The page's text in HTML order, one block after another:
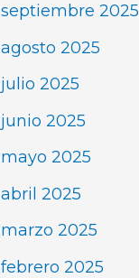
septiembre 2025
agosto 2025
julio 2025
junio 2025
mayo 2025
abril 2025
marzo 2025
febrero 2025